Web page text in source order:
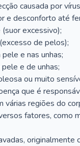
causada por
e desconforto até
excessivo);
de pelos);
pele e nas unhas;
e de unhas;
ou muito
que é
várias regiões do
fatores, como
originalmente